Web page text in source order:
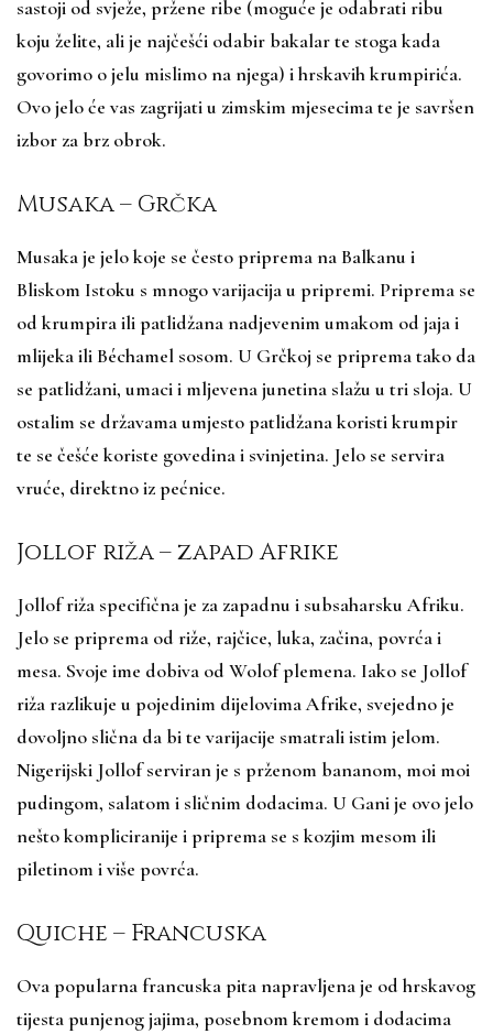
sastoji od svježe, pržene ribe (moguće je odabrati ribu
koju želite, ali je najčešći odabir bakalar te stoga kada
govorimo o jelu mislimo na njega) i hrskavih krumpirića.
Ovo jelo će vas zagrijati u zimskim mjesecima te je savršen
izbor za brz obrok.
Musaka – Grčka
Musaka je jelo koje se često priprema na Balkanu i
Bliskom Istoku s mnogo varijacija u pripremi. Priprema se
od krumpira ili patlidžana nadjevenim umakom od jaja i
mlijeka ili Béchamel sosom. U Grčkoj se priprema tako da
se patlidžani, umaci i mljevena junetina slažu u tri sloja. U
ostalim se državama umjesto patlidžana koristi krumpir
te se češće koriste govedina i svinjetina. Jelo se servira
vruće, direktno iz pećnice.
Jollof riža – zapad Afrike
Jollof riža specifična je za zapadnu i subsaharsku Afriku.
Jelo se priprema od riže, rajčice, luka, začina, povrća i
mesa. Svoje ime dobiva od Wolof plemena. Iako se Jollof
riža razlikuje u pojedinim dijelovima Afrike, svejedno je
dovoljno slična da bi te varijacije smatrali istim jelom.
Nigerijski Jollof serviran je s prženom bananom, moi moi
pudingom, salatom i sličnim dodacima. U Gani je ovo jelo
nešto kompliciranije i priprema se s kozjim mesom ili
piletinom i više povrća.
Quiche – Francuska
Ova popularna francuska pita napravljena je od hrskavog
tijesta punjenog jajima, posebnom kremom i dodacima